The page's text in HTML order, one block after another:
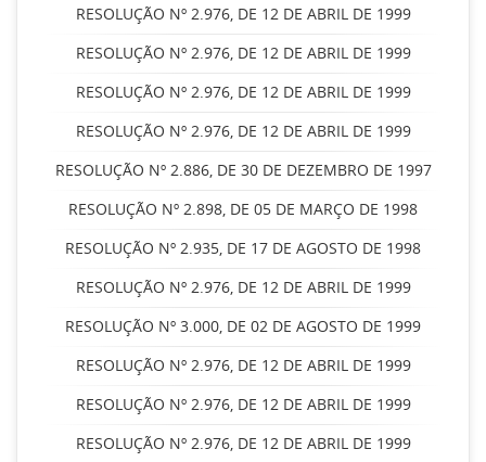
RESOLUÇÃO Nº 2.976, DE 12 DE ABRIL DE 1999
RESOLUÇÃO Nº 2.976, DE 12 DE ABRIL DE 1999
RESOLUÇÃO Nº 2.976, DE 12 DE ABRIL DE 1999
RESOLUÇÃO Nº 2.976, DE 12 DE ABRIL DE 1999
RESOLUÇÃO Nº 2.886, DE 30 DE DEZEMBRO DE 1997
RESOLUÇÃO Nº 2.898, DE 05 DE MARÇO DE 1998
RESOLUÇÃO Nº 2.935, DE 17 DE AGOSTO DE 1998
RESOLUÇÃO Nº 2.976, DE 12 DE ABRIL DE 1999
RESOLUÇÃO Nº 3.000, DE 02 DE AGOSTO DE 1999
RESOLUÇÃO Nº 2.976, DE 12 DE ABRIL DE 1999
RESOLUÇÃO Nº 2.976, DE 12 DE ABRIL DE 1999
RESOLUÇÃO Nº 2.976, DE 12 DE ABRIL DE 1999